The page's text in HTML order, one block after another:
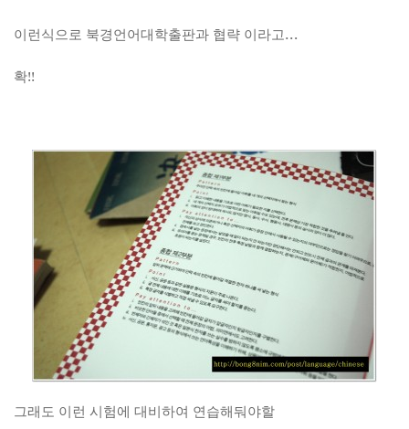
이런식으로 북경언어대학출판과 협략 이라고…
확!!
그래도 이런 시험에 대비하여 연습해둬야할